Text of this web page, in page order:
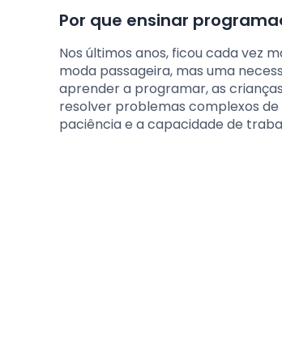
Por que ensinar
Nos últimos anos, ficou cada vez
moda passageira, mas uma
aprender a programar, as
resolver problemas complexos
paciência e a capacidade de